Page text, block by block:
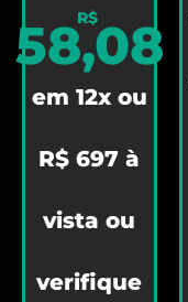
R$
58,08
em 12x ou
R$ 697 à
vista ou
verifique